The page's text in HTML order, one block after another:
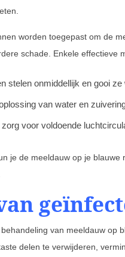
worden toegepast om de
schade. Enkele effectieve
stelen onmiddellijk en gooi
van water en
voor voldoende
je de meeldauw op je
van meeldauw op
delen te verwijderen,